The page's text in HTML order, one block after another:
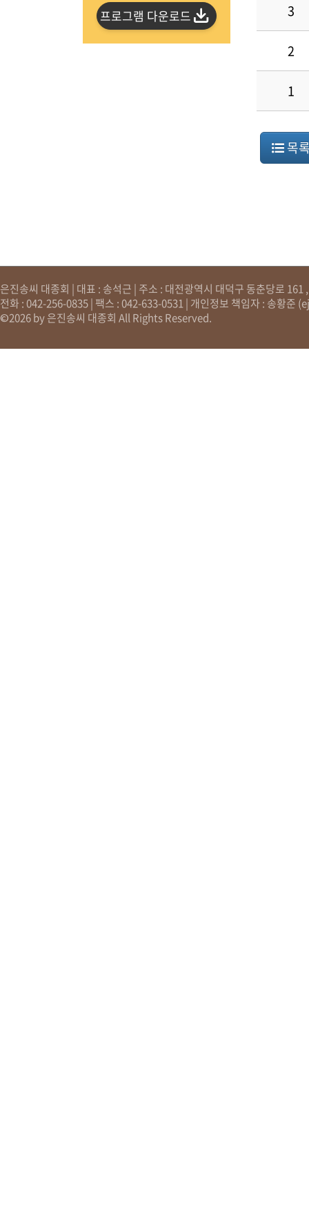
프로그램 다운로드 3
2
1
목
은진송씨 대종회 | 대표 : 송석근 | 주소 : 대전광역시 대덕구 동춘당로
전화 : 042-256-0835 | 팩스 : 042-633-0531 | 개인정보 책임자 : 송황준 (
©2026 by 은진송씨 대종회 All Rights Reserved.